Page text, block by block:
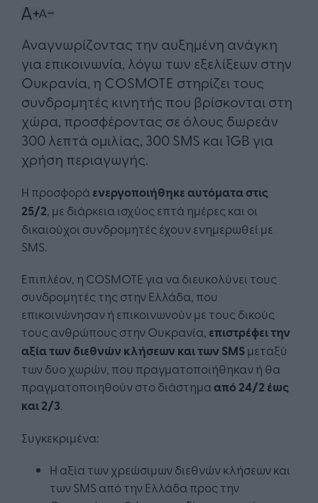
Αναγνωρίζοντας την αυξημένη ανάγκη
για επικοινωνία, λόγω των εξελίξεων στην
Ουκρανία, η COSMOTE στηρίζει τους
συνδρομητές κινητής που βρίσκονται στη
χώρα, προσφέροντας σε όλους δωρεάν
300 λεπτά ομιλίας, 300 SMS και 1GB για
χρήση περιαγωγής.
Η προσφορά ενεργοποιήθηκε αυτόματα στις
25/2, με διάρκεια ισχύος επτά ημέρες και οι
δικαιούχοι συνδρομητές έχουν ενημερωθεί με
SMS.
Επιπλέον, η COSMOTE για να διευκολύνει τους
συνδρομητές της στην Ελλάδα, που
επικοινώνησαν ή επικοινωνούν με τους δικούς
τους ανθρώπους στην Ουκρανία, επιστρέφει την
αξία των διεθνών κλήσεων και των SMSμεταξύ
των δυο χωρών, που πραγματοποιήθηκαν ή θα
πραγματοποιηθούν στο διάστημααπό 24/2 έως
και 2/3.
Συγκεκριμένα:
Η αξία των χρεώσιμων διεθνών κλήσεων και
των SMS από την Ελλάδα προς την